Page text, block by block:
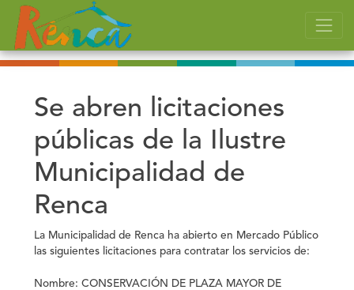
Se abren licitaciones
públicas de la Ilustre
Municipalidad de
Renca
La Municipalidad de Renca ha abierto en Mercado Público
las siguientes licitaciones para contratar los servicios de:
Nombre: CONSERVACIÓN DE PLAZA MAYOR DE